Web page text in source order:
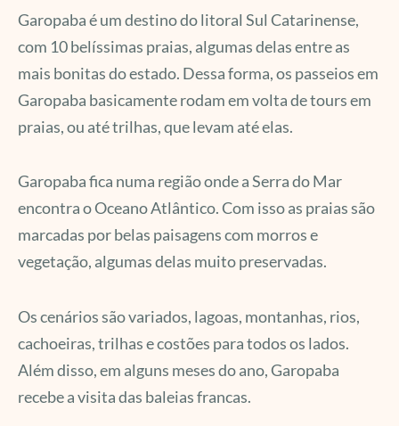
Garopaba é um destino do litoral Sul Catarinense,
com 10 belíssimas praias, algumas delas entre as
mais bonitas do estado. Dessa forma, os passeios em
Garopaba basicamente rodam em volta de tours em
praias, ou até trilhas, que levam até elas.
Garopaba fica numa região onde a Serra do Mar
encontra o Oceano Atlântico. Com isso as praias são
marcadas por belas paisagens com morros e
vegetação, algumas delas muito preservadas.
Os cenários são variados, lagoas, montanhas, rios,
cachoeiras, trilhas e costões para todos os lados.
Além disso, em alguns meses do ano, Garopaba
recebe a visita das baleias francas.